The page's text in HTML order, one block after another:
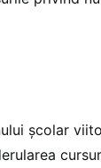
școlar